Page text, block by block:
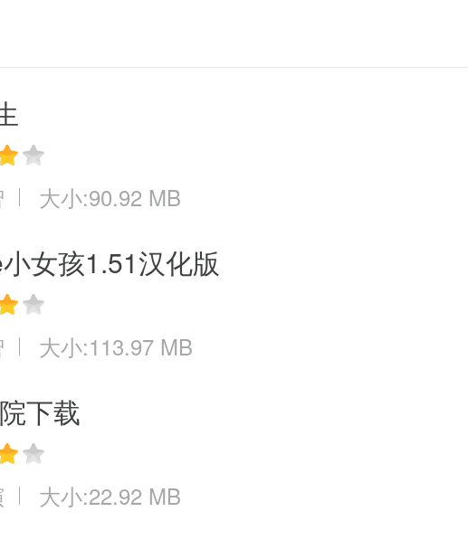
大小:90.92 MB
女孩1.51汉化版
大小:113.97 MB
下载
大小:22.92 MB